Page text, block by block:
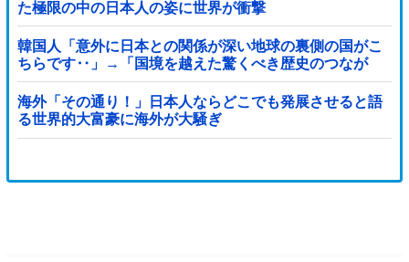
た極限の中の日本人の姿に世界が衝撃
韓国人「意外に日本との関係が深い地球の裏側の国がこ
ちらです‥」→「国境を越えた驚くべき歴史のつなが
り‥」
海外「その通り！」日本人ならどこでも発展させると語
る世界的大富豪に海外が大騒ぎ